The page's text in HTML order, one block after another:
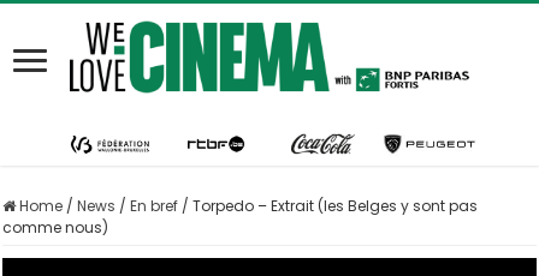
Home / News / En bref / Torpedo – Extrait (les Belges y sont pas
comme nous)